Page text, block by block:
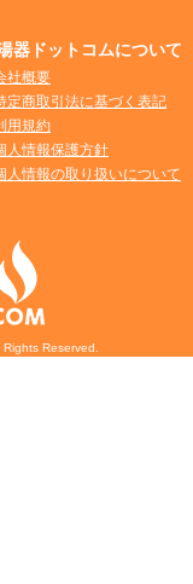
器ドットコムについて
社概要
定商取引法に基づく表記
用規約
人情報保護方針
人情報の取り扱いについて
Reserved.